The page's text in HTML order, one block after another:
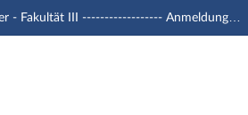
Hochschule Hannover - Fakultät III ------------------ Anmeldung mit -u1 Account